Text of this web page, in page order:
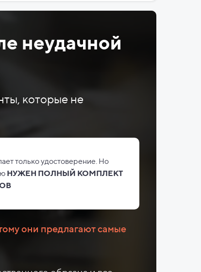
неудачной
которые не
только удостоверение. Но
НУЖЕН ПОЛНЫЙ КОМПЛЕКТ
они предлагают самые